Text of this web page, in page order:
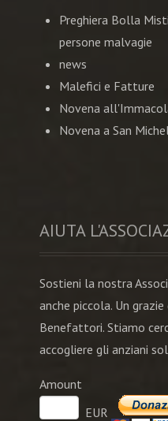
Preghiera Bolla
persone malvagie
news
Malefici e Fatture
Novena
Novena a San
AIUTA
Sostieni la nostra
anche piccola. Un
Benefattori. Stiamo
accogliere gli anziani
Amount
EUR